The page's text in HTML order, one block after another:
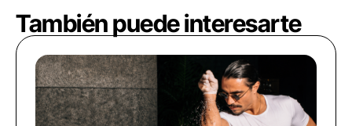
También puede interesarte